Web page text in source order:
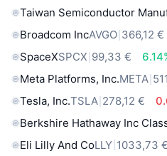
Taiwan Semiconductor
Broadcom IncAVGO 366,12 €
SpaceXSPCX 99,33 €
Meta Platforms, Inc.META
Tesla, Inc.TSLA 278,12 €
Berkshire Hathaway Inc
Eli Lilly And CoLLY 1033,73 €